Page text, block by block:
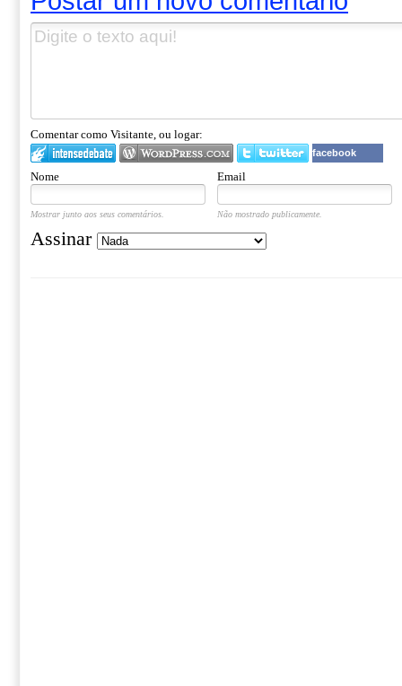
Comentar como Visitante, ou logar:
facebook
Nome Email
Mostrar junto aos seus comentários. Não mostrado publicamente.
Assinar